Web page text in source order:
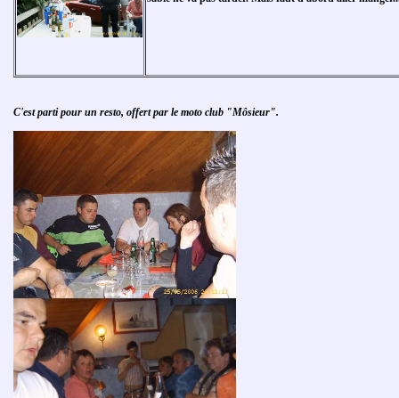
C'est parti pour un resto, offert par le moto club "Môsieur".